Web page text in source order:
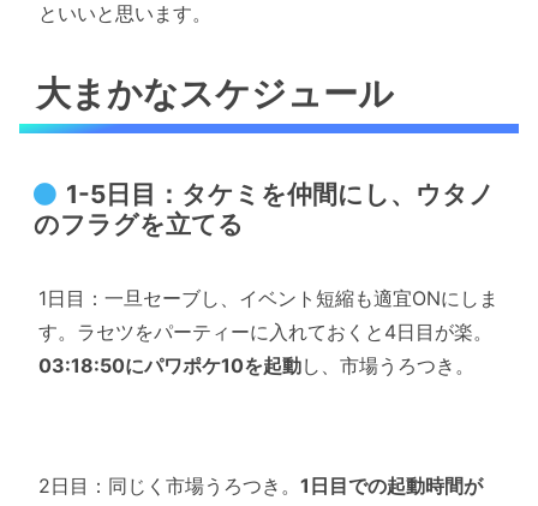
といいと思います。
大まかなスケジュール
1-5日目：タケミを仲間にし、ウタノ
のフラグを立てる
1日目：一旦セーブし、イベント短縮も適宜ONにしま
す。ラセツをパーティーに入れておくと4日目が楽。
03:18:50にパワポケ10を起動し、市場うろつき。
2日目：同じく市場うろつき。 1日目での起動時間が